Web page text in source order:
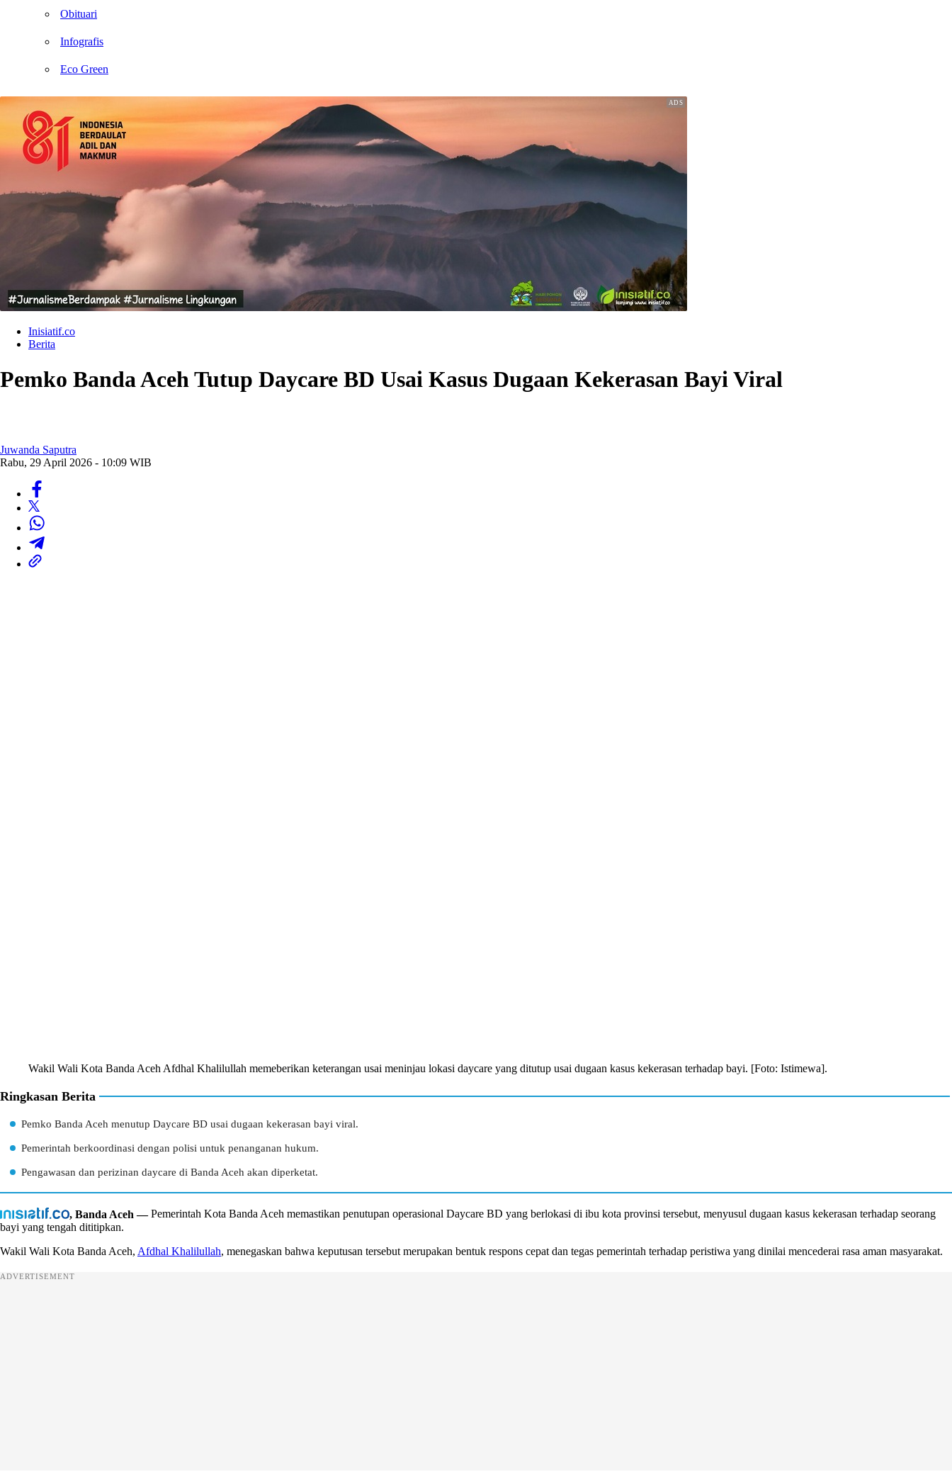
Obituari
Infografis
Eco Green
Inisiatif.co
Berita
Pemko Banda Aceh Tutup Daycare BD Usai Kasus Dugaan Kekerasan Bayi Viral
Juwanda Saputra
Rabu, 29 April 2026 - 10:09 WIB
Wakil Wali Kota Banda Aceh Afdhal Khalilullah memeberikan keterangan usai meninjau lokasi daycare yang ditutup usai dugaan kasus kekerasan terhadap bayi. [Foto: Istimewa].
Ringkasan Berita
Pemko Banda Aceh menutup Daycare BD usai dugaan kekerasan bayi viral.
Pemerintah berkoordinasi dengan polisi untuk penanganan hukum.
Pengawasan dan perizinan daycare di Banda Aceh akan diperketat.
, Banda Aceh —Pemerintah Kota Banda Aceh memastikan penutupan operasional Daycare BD yang berlokasi di ibu kota provinsi tersebut, menyusul dugaan kasus kekerasan terhadap seorang
bayi yang tengah dititipkan.
Wakil Wali Kota Banda Aceh, Afdhal Khalilullah, menegaskan bahwa keputusan tersebut merupakan bentuk respons cepat dan tegas pemerintah terhadap peristiwa yang dinilai mencederai rasa aman masyarakat.
ADVERTISEMENT